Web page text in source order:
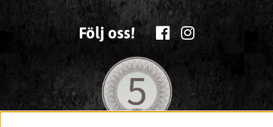
Följ oss!